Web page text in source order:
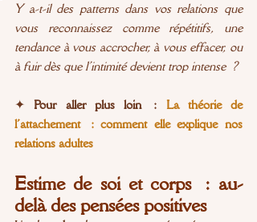
Y a-t-il des patterns dans vos relations que
vous reconnaissez comme répétitifs, une
tendance à vous accrocher, à vous effacer, ou
à fuir dès que l’intimité devient trop intense ?
✦ Pour aller plus loin : La théorie de
l’attachement : comment elle explique nos
relations adultes
Estime de soi et corps : au-
delà des pensées positives